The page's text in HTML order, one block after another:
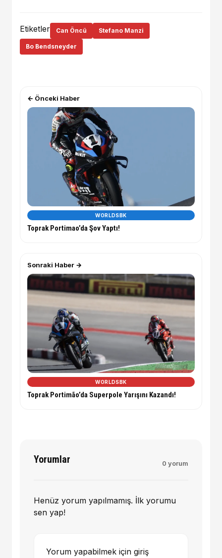
Etiketler Can Öncü Stefano Manzi
Bo Bendsneyder
← Önceki Haber
WORLDSBK
Toprak Portimao’da Şov Yaptı!
Sonraki Haber →
WORLDSBK
Toprak Portimão’da Superpole Yarışını Kazandı!
Yorumlar 0 yorum
Henüz yorum yapılmamış. İlk yorumu
sen yap!
Yorum yapabilmek için giriş